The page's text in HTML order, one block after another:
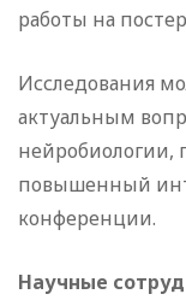
работы на
Исследования
актуальным
нейробиологии,
повышенный
конференции.
Научные